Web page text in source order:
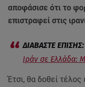
αποφάσισε ότι το
επιστραφεί στις
Ιράν σε Ελλάδα:
Έτσι, θα δοθεί